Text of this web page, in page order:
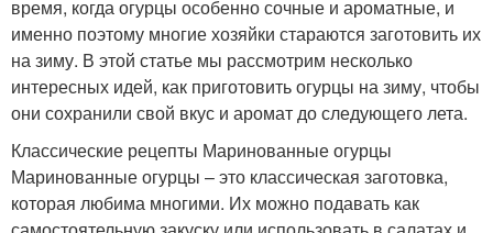
время, когда огурцы особенно сочные и ароматные, и
именно поэтому многие хозяйки стараются заготовить их
на зиму. В этой статье мы рассмотрим несколько
интересных идей, как приготовить огурцы на зиму, чтобы
они сохранили свой вкус и аромат до следующего лета.
Классические рецепты Маринованные огурцы
Маринованные огурцы – это классическая заготовка,
которая любима многими. Их можно подавать как